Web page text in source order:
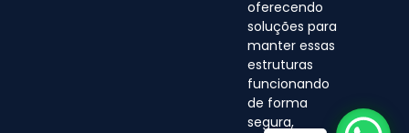
oferecendo
soluções para
manter essas
estruturas
funcionando
de forma
segura,